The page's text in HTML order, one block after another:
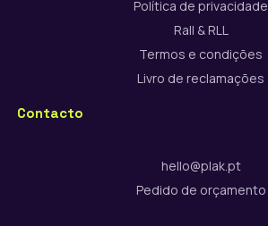
Política de privacidade
Rall & RLL
Termos e condições
Livro de reclamações
Contacto
hello@plak.pt
Pedido de orçamento